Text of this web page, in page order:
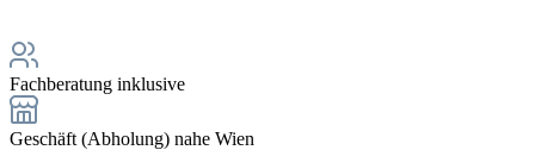
Fachberatung inklusive
Geschäft (Abholung) nahe Wien